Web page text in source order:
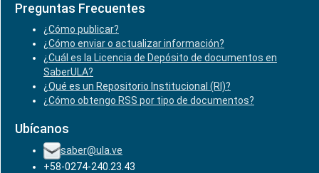
Preguntas Frecuentes
¿Cómo publicar?
¿Cómo enviar o actualizar información?
¿Cuál es la Licencia de Depósito de documentos en
SaberULA?
¿Qué es un Repositorio Institucional (RI)?
¿Cómo obtengo RSS por tipo de documentos?
Ubícanos
saber@ula.ve
+58-0274-240.23.43